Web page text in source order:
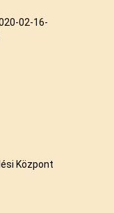
02-16-
Központ